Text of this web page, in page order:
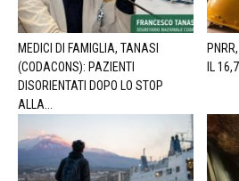
MEDICI DI FAMIGLIA, TANASI
(CODACONS): PAZIENTI
DISORIENTATI DOPO LO STOP
ALLA...
IL